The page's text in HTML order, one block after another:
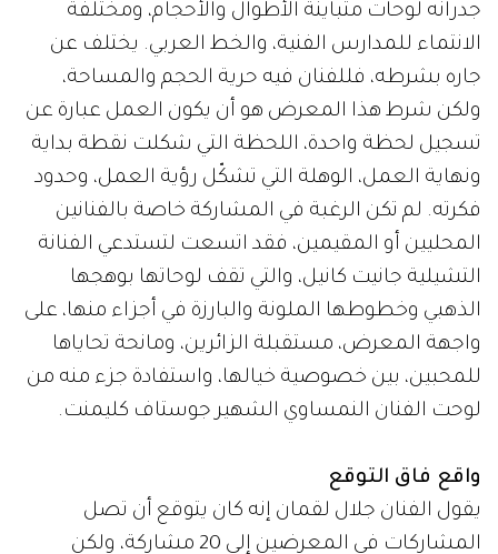
جدرانه لوحات متباينة الأطوال والأحجام، ومختلفة
الانتماء للمدارس الفنية، والخط العربي. يختلف عن
جاره بشرطه، فللفنان فيه حرية الحجم والمساحة،
ولكن شرط هذا المعرض هو أن يكون العمل عبارة عن
تسجيل لحظة واحدة، اللحظة التي شكلت نقطة بداية
ونهاية العمل، الوهلة التي تشكّل رؤية العمل، وحدود
فكرته. لم تكن الرغبة في المشاركة خاصة بالفنانين
المحليين أو المقيمين، فقد اتسعت لتستدعي الفنانة
التشيلية جانيت كانيل، والتي تقف لوحاتها بوهجها
الذهبي وخطوطها الملونة والبارزة في أجزاء منها، على
واجهة المعرض، مستقبلة الزائرين، ومانحة تحاياها
للمحبين، بين خصوصية خيالها، واستفادة جزء منه من
لوحت الفنان النمساوي الشهير جوستاف كليمنت.
واقع فاق التوقع
يقول الفنان جلال لقمان إنه كان يتوقع أن تصل
المشاركات في المعرضين إلى 20 مشاركة، ولكن